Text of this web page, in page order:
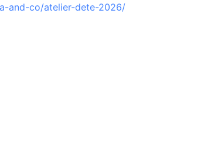
and-co/atelier-dete-2026/